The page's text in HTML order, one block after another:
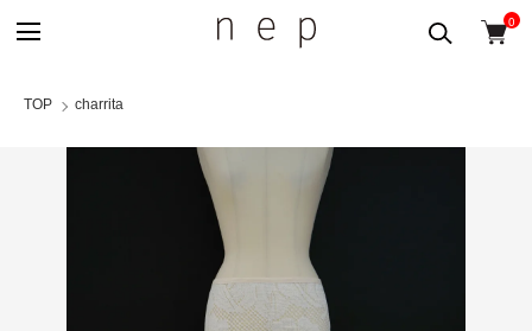
0
TOP charrita